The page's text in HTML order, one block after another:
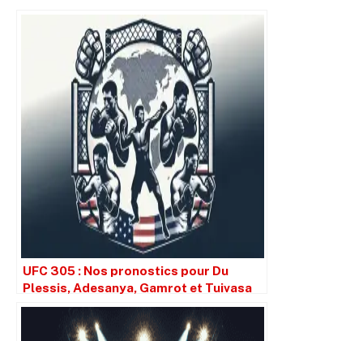
UFC 305 : Nos pronostics pour Du
Plessis, Adesanya, Gamrot et Tuivasa